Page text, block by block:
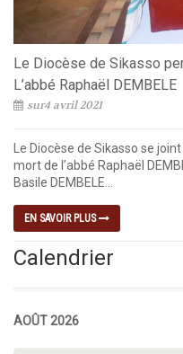
Le Diocèse de Sikasso
L’abbé Raphaël DEMBELE
sur4 avril 2021
Le Diocèse de Sikasso se
mort de l’abbé Raphaël
Basile DEMBELE...
EN SAVOIR PLUS
Calendrier
AOÛT 2026